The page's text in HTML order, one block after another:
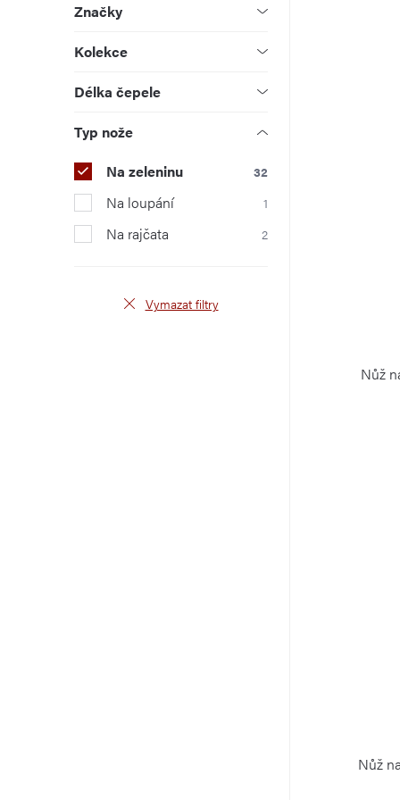
a
n
e
l
Značky
Kolekce
Délka čepele
Typ nože
Na zeleninu
32
Na loupání 1
Na rajčata 2
Vymazat filtry
Nůž
Nůž